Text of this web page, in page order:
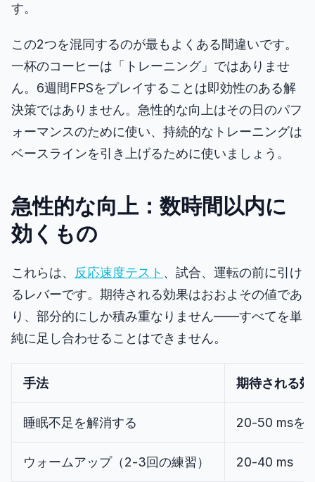
す。
この2つを混同するのが最もよくある間違いです。
一杯のコーヒーは「トレーニング」ではありませ
ん。6週間FPSをプレイすることは即効性のある解
決策ではありません。急性的な向上はその日のパフ
ォーマンスのために使い、持続的なトレーニングは
ベースラインを引き上げるために使いましょう。
急性的な向上：数時間以内に
効くもの
これらは、 反応速度テスト 、試合、運転の前に引け
るレバーです。期待される効果はおおよその値であ
り、部分的にしか積み重なりません――すべてを単
純に足し合わせることはできません。
手法 期待される効
睡眠不足を解消する 20-50 msを
ウォームアップ（2-3回の練習） 20-40 ms